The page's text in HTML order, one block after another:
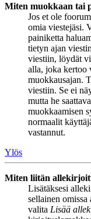
Miten muokkaan tai
Jos et ole
omia viestejäsi.
painiketta
tietyn ajan
viestiin, löydät
alla, joka kertoo
muokkausajan.
viestiin. Se ei
mutta he
muokkaamisen
normaalit
vastannut.
Ylös
Miten liitän
Lisätäksesi
sellainen
valita Lisää